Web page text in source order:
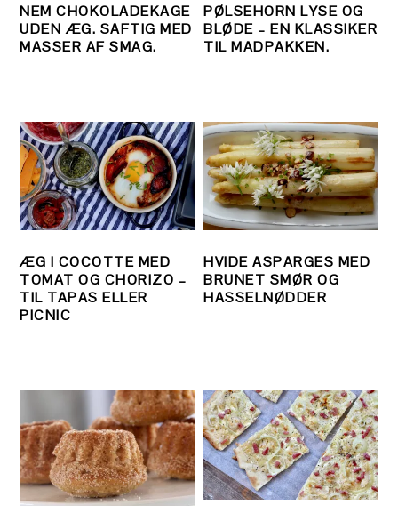
NEM CHOKOLADEKAGE
UDEN ÆG. SAFTIG MED
MASSER AF SMAG.
PØLSEHORN LYSE OG
BLØDE – EN KLASSIKER
TIL MADPAKKEN.
ÆG I COCOTTE MED
TOMAT OG CHORIZO –
TIL TAPAS ELLER
PICNIC
HVIDE ASPARGES MED
BRUNET SMØR OG
HASSELNØDDER